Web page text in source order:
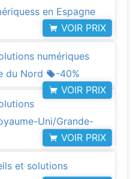
en Espagne
VOIR PRIX
numériques
du Nord
-40%
VOIR PRIX
Uni/Grande-
VOIR PRIX
et solutions